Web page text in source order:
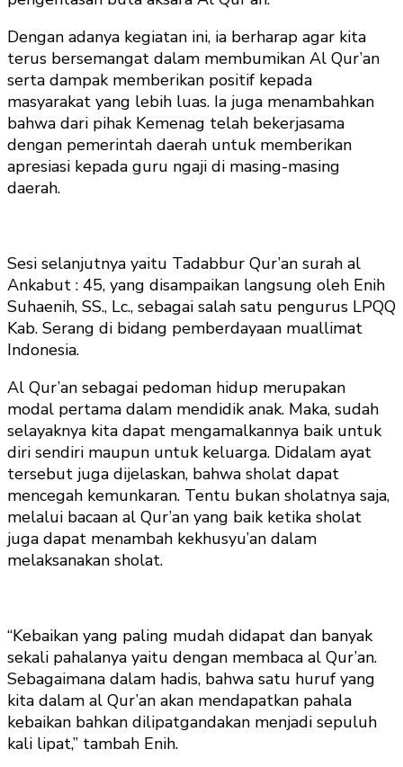
Dengan adanya kegiatan ini, ia berharap agar kita
terus bersemangat dalam membumikan Al Qur’an
serta dampak memberikan positif kepada
masyarakat yang lebih luas. Ia juga menambahkan
bahwa dari pihak Kemenag telah bekerjasama
dengan pemerintah daerah untuk memberikan
apresiasi kepada guru ngaji di masing-masing
daerah.
Sesi selanjutnya yaitu Tadabbur Qur’an surah al
Ankabut : 45, yang disampaikan langsung oleh Enih
Suhaenih, SS., Lc., sebagai salah satu pengurus LPQQ
Kab. Serang di bidang pemberdayaan muallimat
Indonesia.
Al Qur’an sebagai pedoman hidup merupakan
modal pertama dalam mendidik anak. Maka, sudah
selayaknya kita dapat mengamalkannya baik untuk
diri sendiri maupun untuk keluarga. Didalam ayat
tersebut juga dijelaskan, bahwa sholat dapat
mencegah kemunkaran. Tentu bukan sholatnya saja,
melalui bacaan al Qur’an yang baik ketika sholat
juga dapat menambah kekhusyu’an dalam
melaksanakan sholat.
“Kebaikan yang paling mudah didapat dan banyak
sekali pahalanya yaitu dengan membaca al Qur’an.
Sebagaimana dalam hadis, bahwa satu huruf yang
kita dalam al Qur’an akan mendapatkan pahala
kebaikan bahkan dilipatgandakan menjadi sepuluh
kali lipat,” tambah Enih.